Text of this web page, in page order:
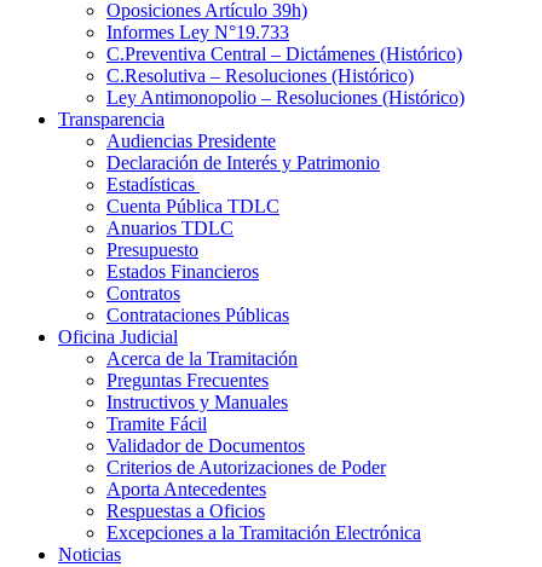
Oposiciones Artículo 39h)
Informes Ley N°19.733
C.Preventiva Central – Dictámenes (Histórico)
C.Resolutiva – Resoluciones (Histórico)
Ley Antimonopolio – Resoluciones (Histórico)
Transparencia
Audiencias Presidente
Declaración de Interés y Patrimonio
Estadísticas
Cuenta Pública TDLC
Anuarios TDLC
Presupuesto
Estados Financieros
Contratos
Contrataciones Públicas
Oficina Judicial
Acerca de la Tramitación
Preguntas Frecuentes
Instructivos y Manuales
Tramite Fácil
Validador de Documentos
Criterios de Autorizaciones de Poder
Aporta Antecedentes
Respuestas a Oficios
Excepciones a la Tramitación Electrónica
Noticias